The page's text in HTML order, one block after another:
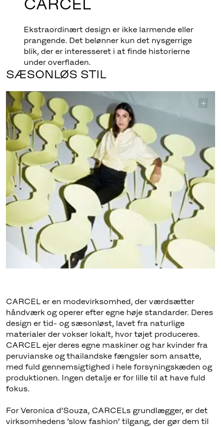
CARCEL
Ekstraordinært design er ikke larmende eller
prangende. Det belønner kun det nysgerrige
blik, der er interesseret i at finde historierne
under overfladen.
SÆSONLØS STIL
CARCEL er en modevirksomhed, der værdsætter
håndværk og operer efter egne høje standarder. Deres
design er tid- og sæsonløst, lavet fra naturlige
materialer der vokser lokalt, hvor tøjet produceres.
CARCEL ejer deres egne maskiner og har kvinder fra
peruvianske og thailandske fængsler som ansatte,
med fuld gennemsigtighed i hele forsyningskæden og
produktionen. Ingen detalje er for lille til at have fuld
fokus.
For Veronica d’Souza, CARCELs grundlægger, er det
virksomhedens ’slow fashion’ tilgang, der gør dem til